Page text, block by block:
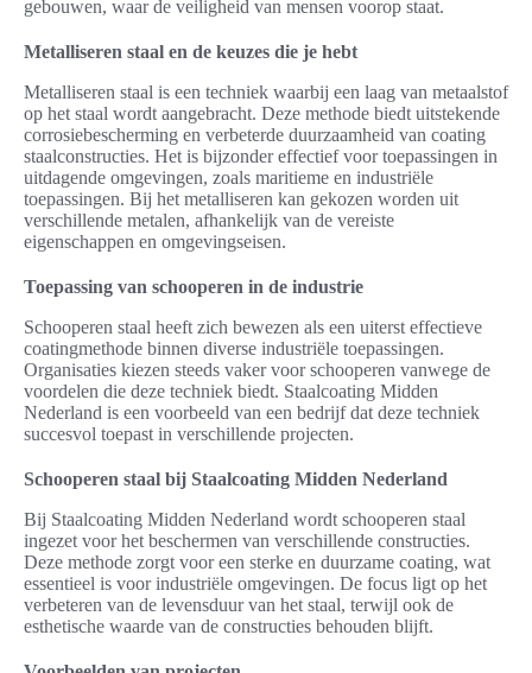
gebouwen, waar de veiligheid van mensen voorop staat.
Metalliseren staal en de keuzes die je hebt
Metalliseren staal is een techniek waarbij een laag van metaalstof
op het staal wordt aangebracht. Deze methode biedt uitstekende
corrosiebescherming en verbeterde duurzaamheid van coating
staalconstructies. Het is bijzonder effectief voor toepassingen in
uitdagende omgevingen, zoals maritieme en industriële
toepassingen. Bij het metalliseren kan gekozen worden uit
verschillende metalen, afhankelijk van de vereiste
eigenschappen en omgevingseisen.
Toepassing van schooperen in de industrie
Schooperen staal heeft zich bewezen als een uiterst effectieve
coatingmethode binnen diverse industriële toepassingen.
Organisaties kiezen steeds vaker voor schooperen vanwege de
voordelen die deze techniek biedt. Staalcoating Midden
Nederland is een voorbeeld van een bedrijf dat deze techniek
succesvol toepast in verschillende projecten.
Schooperen staal bij Staalcoating Midden Nederland
Bij Staalcoating Midden Nederland wordt schooperen staal
ingezet voor het beschermen van verschillende constructies.
Deze methode zorgt voor een sterke en duurzame coating, wat
essentieel is voor industriële omgevingen. De focus ligt op het
verbeteren van de levensduur van het staal, terwijl ook de
esthetische waarde van de constructies behouden blijft.